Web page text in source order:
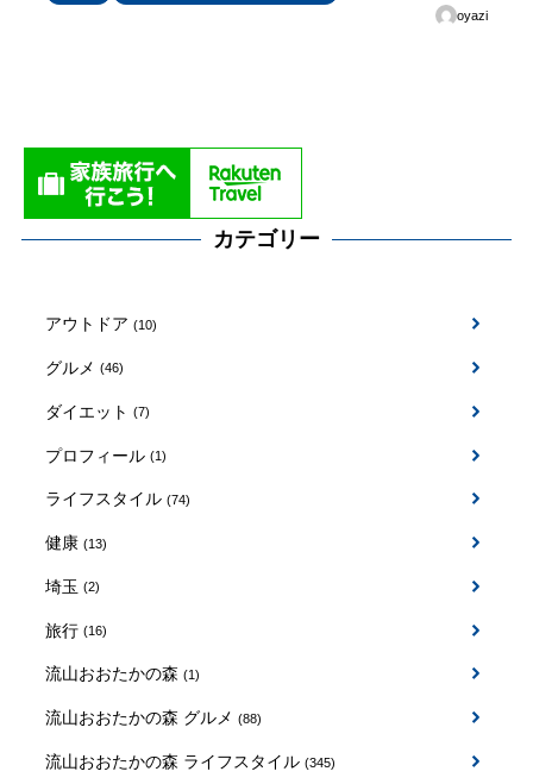
oyazi
カテゴリー
アウトドア (10)
グルメ (46)
ダイエット (7)
プロフィール (1)
ライフスタイル (74)
健康 (13)
埼玉 (2)
旅行 (16)
流山おおたかの森 (1)
流山おおたかの森 グルメ (88)
流山おおたかの森 ライフスタイル (345)